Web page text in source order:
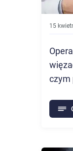
15
czym